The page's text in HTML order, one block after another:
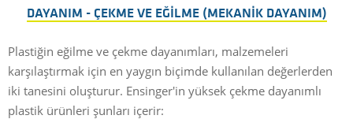
DAYANIM - ÇEKME VE EĞILME (MEKANIK DAYANIM)
Plastiğin eğilme ve çekme dayanımları, malzemeleri
karşılaştırmak için en yaygın biçimde kullanılan değerlerden
iki tanesini oluşturur. Ensinger'in yüksek çekme dayanımlı
plastik ürünleri şunları içerir: